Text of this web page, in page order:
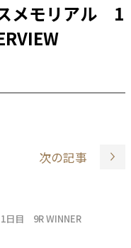
メモリアル 1
次の記事
日目 9R WINNER